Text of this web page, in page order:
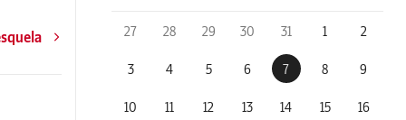
27 28 29 30 31 1 2
3 4 5 6 7 8 9
10 11 12 13 14 15 16